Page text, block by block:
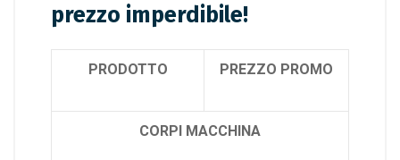
prezzo imperdibile!
PRODOTTO PREZZO PROMO
CORPI MACCHINA